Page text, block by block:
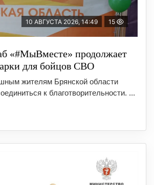
10 АВГУСТА 2026, 14:49 15
«#МыВместе» продолжает
для бойцов СВО
жителям Брянской области
к благотворительности. ...